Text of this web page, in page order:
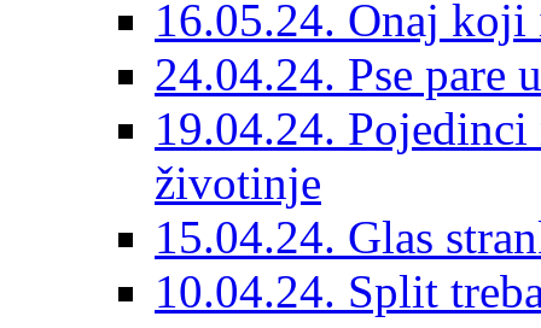
16.05.24. Onaj koji
24.04.24. Pse pare
19.04.24.
životinje
15.04.24. Glas
10.04.24. Split